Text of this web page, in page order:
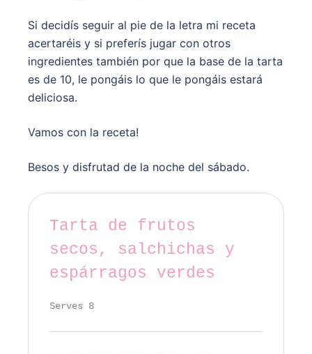
Si decidís seguir al pie de la letra mi receta
acertaréis y si preferís jugar con otros
ingredientes también por que la base de la tarta
es de 10, le pongáis lo que le pongáis estará
deliciosa.
Vamos con la receta!
Besos y disfrutad de la noche del sábado.
Tarta de frutos
secos, salchichas y
espárragos verdes
Serves 8